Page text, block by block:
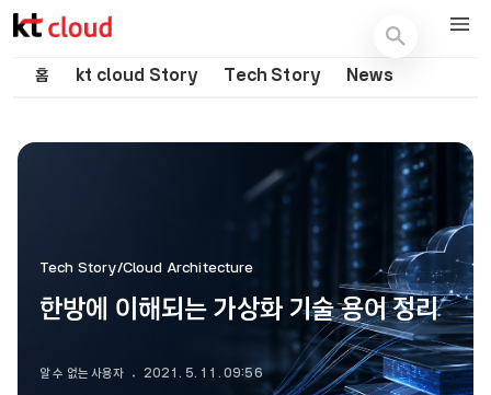
기술 블로그 (Tech) | kt cloud
홈 kt cloud Story Tech Story News
Tech Story/Cloud Architecture
한방에 이해되는 가상화 기술 용어 정리
알 수 없는 사용자 2021. 5. 11. 09:56